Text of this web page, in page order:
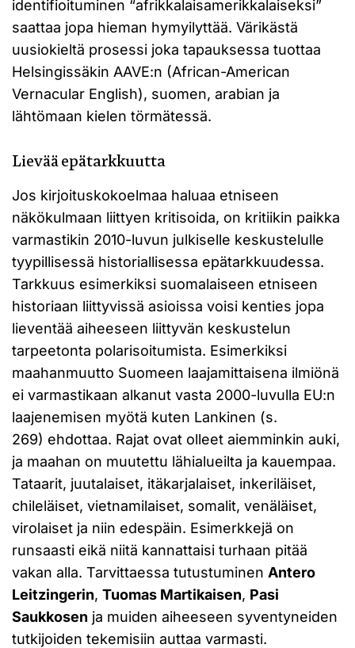
identifioituminen “afrikkalaisamerikkalaiseksi”
saattaa jopa hieman hymyilyttää. Värikästä
uusiokieltä prosessi joka tapauksessa tuottaa
Helsingissäkin AAVE:n (African-American
Vernacular English), suomen, arabian ja
lähtömaan kielen törmätessä.
Lievää epätarkkuutta
Jos kirjoituskokoelmaa haluaa etniseen
näkökulmaan liittyen kritisoida, on kritiikin paikka
varmastikin 2010-luvun julkiselle keskustelulle
tyypillisessä historiallisessa epätarkkuudessa.
Tarkkuus esimerkiksi suomalaiseen etniseen
historiaan liittyvissä asioissa voisi kenties jopa
lieventää aiheeseen liittyvän keskustelun
tarpeetonta polarisoitumista. Esimerkiksi
maahanmuutto Suomeen laajamittaisena ilmiönä
ei varmastikaan alkanut vasta 2000-luvulla EU:n
laajenemisen myötä kuten Lankinen (s.
269) ehdottaa. Rajat ovat olleet aiemminkin auki,
ja maahan on muutettu lähialueilta ja kauempaa.
Tataarit, juutalaiset, itäkarjalaiset, inkeriläiset,
chileläiset, vietnamilaiset, somalit, venäläiset,
virolaiset ja niin edespäin. Esimerkkejä on
runsaasti eikä niitä kannattaisi turhaan pitää
vakan alla. Tarvittaessa tutustuminen Antero
Leitzingerin, Tuomas Martikaisen, Pasi
Saukkosen ja muiden aiheeseen syventyneiden
tutkijoiden tekemisiin auttaa varmasti.